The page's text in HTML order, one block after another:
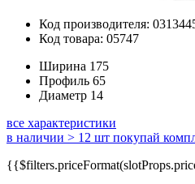
Код производителя:
Код товара: 05747
Ширина 175
Профиль 65
Диаметр 14
все характеристики
в наличии > 12 шт покупай